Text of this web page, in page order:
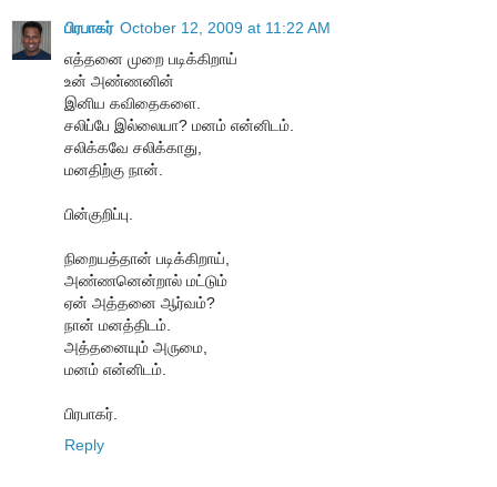
பிரபாகர் October 12, 2009 at 11:22 AM
எத்தனை முறை படிக்கிறாய்
உன் அண்ணனின்
இனிய கவிதைகளை.
சலிப்பே இல்லையா? மனம் என்னிடம்.
சலிக்கவே சலிக்காது,
மனதிற்கு நான்.
பின்குறிப்பு.
நிறையத்தான் படிக்கிறாய்,
அண்ணனென்றால் மட்டும்
ஏன் அத்தனை ஆர்வம்?
நான் மனத்திடம்.
அத்தனையும் அருமை,
மனம் என்னிடம்.
பிரபாகர்.
Reply